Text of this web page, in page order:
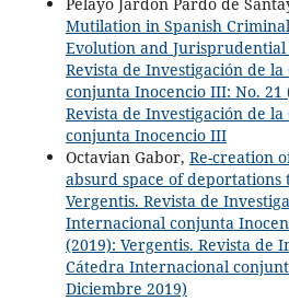
Pelayo Jardón Pardo de
Mutilation in Spanish
Evolution and Jurisprudential
Revista de Investigación de
conjunta Inocencio III: No. 21
Revista de Investigación de
conjunta Inocencio III
Octavian Gabor, Re-creation
absurd space of deportations
Vergentis. Revista de
Internacional conjunta
(2019): Vergentis. Revista de
Cátedra Internacional
Diciembre 2019)